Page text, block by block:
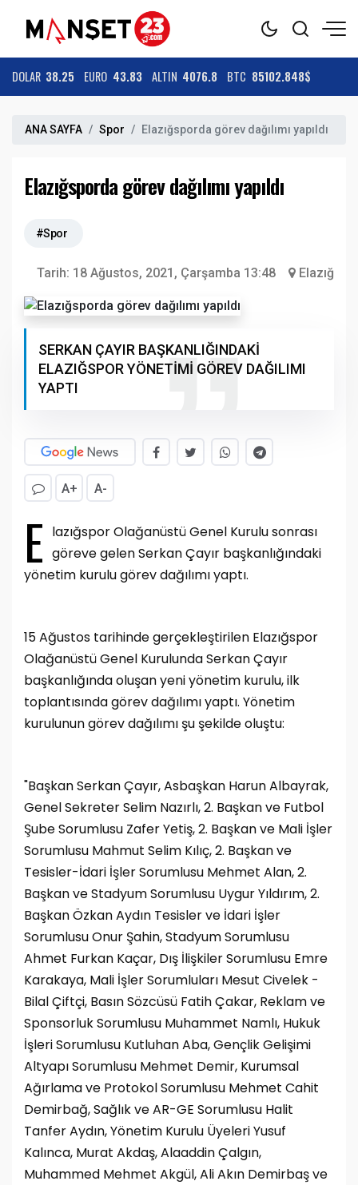
DOLAR 38.25 EURO 43.83 ALTIN 4076.8 BTC 85102.848$
ANA SAYFA Spor Elazığsporda görev dağılımı yapıldı
Elazığsporda görev dağılımı yapıldı
#Spor
Tarih: 18 Ağustos, 2021, Çarşamba 13:48 Elazığ
SERKAN ÇAYIR BAŞKANLIĞINDAKİ
ELAZIĞSPOR YÖNETİMİ GÖREV DAĞILIMI
YAPTI
A+ A-
E lazığspor Olağanüstü Genel Kurulu sonrası
göreve gelen Serkan Çayır başkanlığındaki
yönetim kurulu görev dağılımı yaptı.
15 Ağustos tarihinde gerçekleştirilen Elazığspor
Olağanüstü Genel Kurulunda Serkan Çayır
başkanlığında oluşan yeni yönetim kurulu, ilk
toplantısında görev dağılımı yaptı. Yönetim
kurulunun görev dağılımı şu şekilde oluştu:
"Başkan Serkan Çayır, Asbaşkan Harun Albayrak,
Genel Sekreter Selim Nazırlı, 2. Başkan ve Futbol
Şube Sorumlusu Zafer Yetiş, 2. Başkan ve Mali İşler
Sorumlusu Mahmut Selim Kılıç, 2. Başkan ve
Tesisler-İdari İşler Sorumlusu Mehmet Alan, 2.
Başkan ve Stadyum Sorumlusu Uygur Yıldırım, 2.
Başkan Özkan Aydın Tesisler ve İdari İşler
Sorumlusu Onur Şahin, Stadyum Sorumlusu
Ahmet Furkan Kaçar, Dış İlişkiler Sorumlusu Emre
Karakaya, Mali İşler Sorumluları Mesut Civelek -
Bilal Çiftçi, Basın Sözcüsü Fatih Çakar, Reklam ve
Sponsorluk Sorumlusu Muhammet Namlı, Hukuk
İşleri Sorumlusu Kutluhan Aba, Gençlik Gelişimi
Altyapı Sorumlusu Mehmet Demir, Kurumsal
Ağırlama ve Protokol Sorumlusu Mehmet Cahit
Demirbağ, Sağlık ve AR-GE Sorumlusu Halit
Tanfer Aydın, Yönetim Kurulu Üyeleri Yusuf
Kalınca, Murat Akdaş, Alaaddin Çalgın,
Muhammed Mehmet Akgül, Ali Akın Demirbaş ve